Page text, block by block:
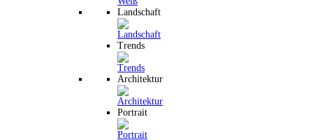
Landschaft
Trends
Architektur
Portrait